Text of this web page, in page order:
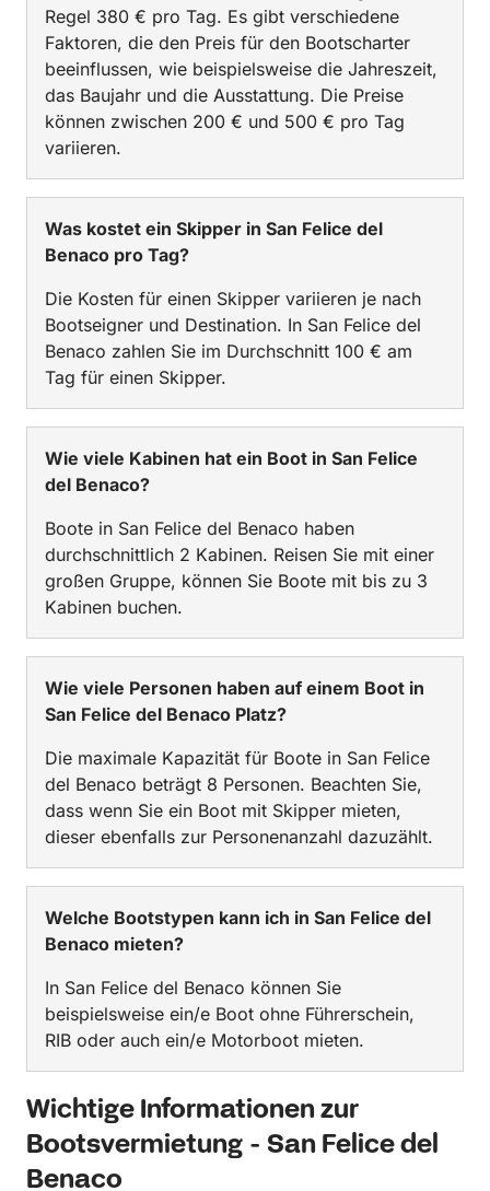
Regel 380 € pro Tag. Es gibt verschiedene
Faktoren, die den Preis für den Bootscharter
beeinflussen, wie beispielsweise die Jahreszeit,
das Baujahr und die Ausstattung. Die Preise
können zwischen 200 € und 500 € pro Tag
variieren.
Was kostet ein Skipper in San Felice del
Benaco pro Tag?
Die Kosten für einen Skipper variieren je nach
Bootseigner und Destination. In San Felice del
Benaco zahlen Sie im Durchschnitt 100 € am
Tag für einen Skipper.
Wie viele Kabinen hat ein Boot in San Felice
del Benaco?
Boote in San Felice del Benaco haben
durchschnittlich 2 Kabinen. Reisen Sie mit einer
großen Gruppe, können Sie Boote mit bis zu 3
Kabinen buchen.
Wie viele Personen haben auf einem Boot in
San Felice del Benaco Platz?
Die maximale Kapazität für Boote in San Felice
del Benaco beträgt 8 Personen. Beachten Sie,
dass wenn Sie ein Boot mit Skipper mieten,
dieser ebenfalls zur Personenanzahl dazuzählt.
Welche Bootstypen kann ich in San Felice del
Benaco mieten?
In San Felice del Benaco können Sie
beispielsweise ein/e Boot ohne Führerschein,
RIB oder auch ein/e Motorboot mieten.
Wichtige Informationen zur
Bootsvermietung - San Felice del
Benaco